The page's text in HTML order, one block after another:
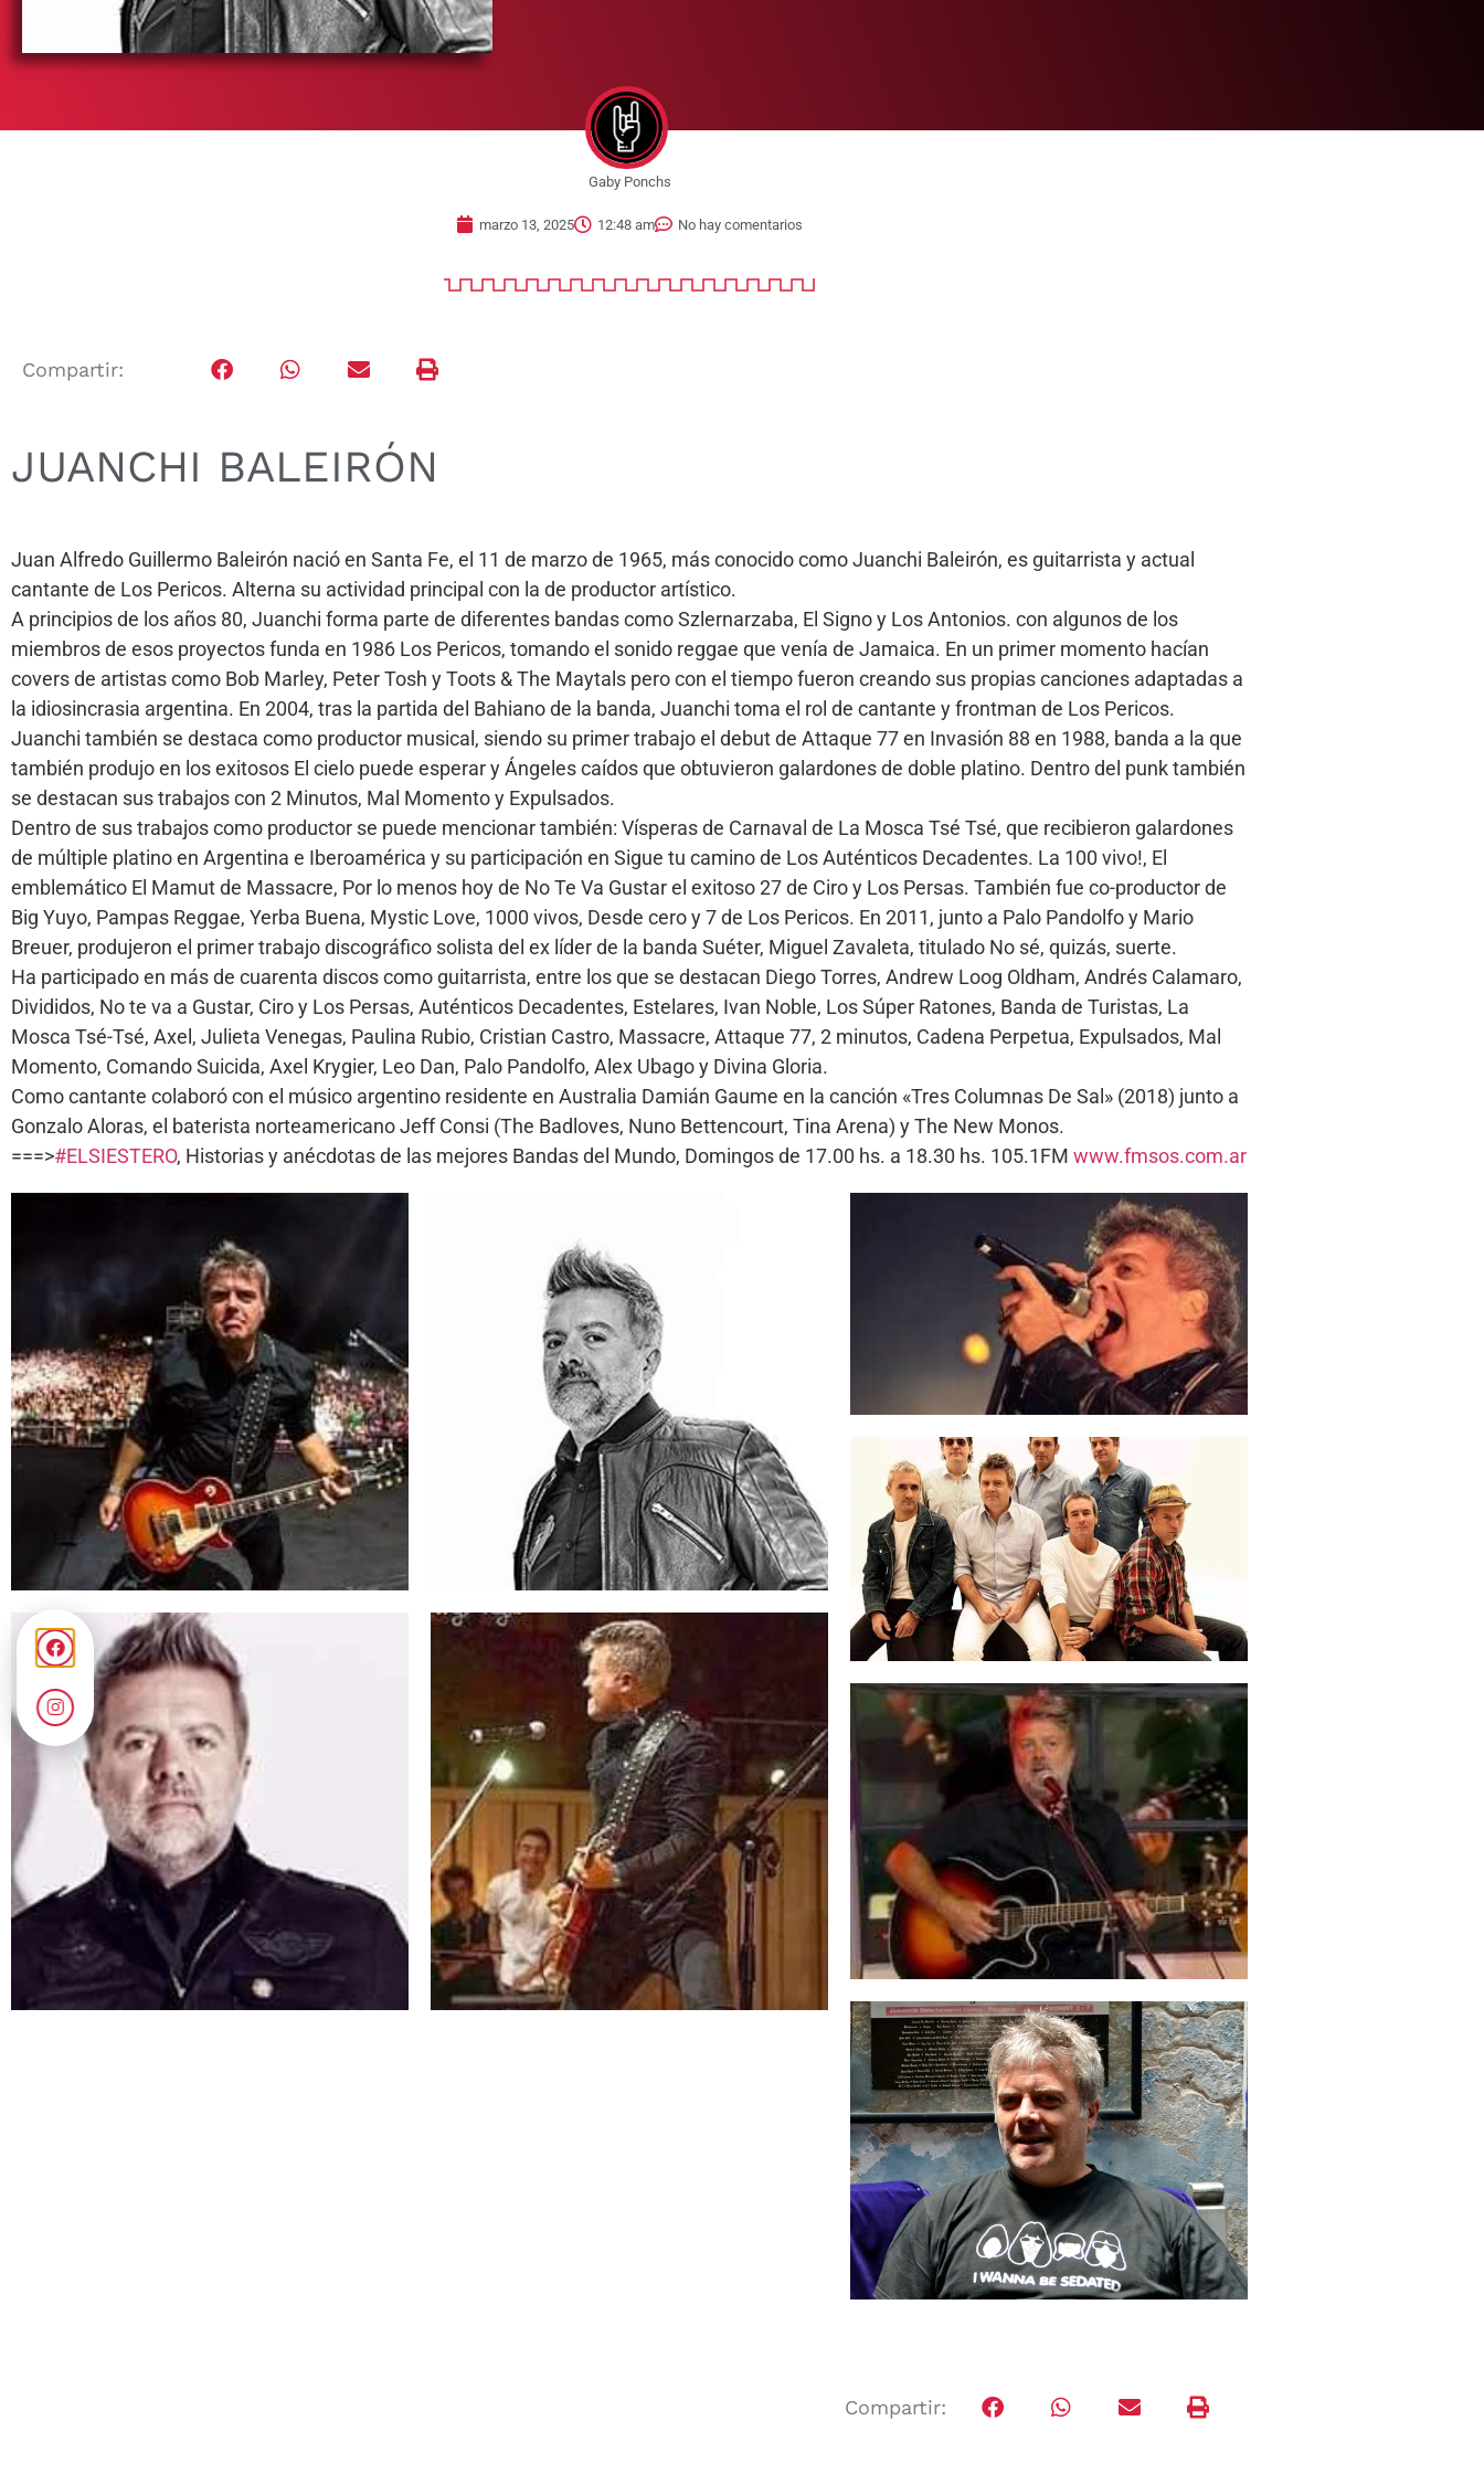
Gaby Ponchs
marzo 13, 2025 12:48 am No hay comentarios
Compartir:
JUANCHI BALEIRÓN
Juan Alfredo Guillermo Baleirón nació en Santa Fe, el 11 de marzo de 1965, más conocido como Juanchi Baleirón, es guitarrista y actual
cantante de Los Pericos. Alterna su actividad principal con la de productor artístico.
A principios de los años 80, Juanchi forma parte de diferentes bandas como Szlernarzaba, El Signo y Los Antonios. con algunos de los
miembros de esos proyectos funda en 1986 Los Pericos, tomando el sonido reggae que venía de Jamaica. En un primer momento hacían
covers de artistas como Bob Marley, Peter Tosh y Toots & The Maytals pero con el tiempo fueron creando sus propias canciones adaptadas a
la idiosincrasia argentina. En 2004, tras la partida del Bahiano de la banda, Juanchi toma el rol de cantante y frontman de Los Pericos.
Juanchi también se destaca como productor musical, siendo su primer trabajo el debut de Attaque 77 en Invasión 88 en 1988, banda a la que
también produjo en los exitosos El cielo puede esperar y Ángeles caídos que obtuvieron galardones de doble platino. Dentro del punk también
se destacan sus trabajos con 2 Minutos, Mal Momento y Expulsados.
Dentro de sus trabajos como productor se puede mencionar también: Vísperas de Carnaval de La Mosca Tsé Tsé, que recibieron galardones
de múltiple platino en Argentina e Iberoamérica y su participación en Sigue tu camino de Los Auténticos Decadentes. La 100 vivo!, El
emblemático El Mamut de Massacre, Por lo menos hoy de No Te Va Gustar el exitoso 27 de Ciro y Los Persas. También fue co-productor de
Big Yuyo, Pampas Reggae, Yerba Buena, Mystic Love, 1000 vivos, Desde cero y 7 de Los Pericos. En 2011, junto a Palo Pandolfo y Mario
Breuer, produjeron el primer trabajo discográfico solista del ex líder de la banda Suéter, Miguel Zavaleta, titulado No sé, quizás, suerte.
Ha participado en más de cuarenta discos como guitarrista, entre los que se destacan Diego Torres, Andrew Loog Oldham, Andrés Calamaro,
Divididos, No te va a Gustar, Ciro y Los Persas, Auténticos Decadentes, Estelares, Ivan Noble, Los Súper Ratones, Banda de Turistas, La
Mosca Tsé-Tsé, Axel, Julieta Venegas, Paulina Rubio, Cristian Castro, Massacre, Attaque 77, 2 minutos, Cadena Perpetua, Expulsados, Mal
Momento, Comando Suicida, Axel Krygier, Leo Dan, Palo Pandolfo, Alex Ubago y Divina Gloria.
Como cantante colaboró con el músico argentino residente en Australia Damián Gaume en la canción «Tres Columnas De Sal» (2018) junto a
Gonzalo Aloras, el baterista norteamericano Jeff Consi (The Badloves, Nuno Bettencourt, Tina Arena) y The New Monos.
===>#ELSIESTERO, Historias y anécdotas de las mejores Bandas del Mundo, Domingos de 17.00 hs. a 18.30 hs. 105.1FM www.fmsos.com.ar
Compartir: